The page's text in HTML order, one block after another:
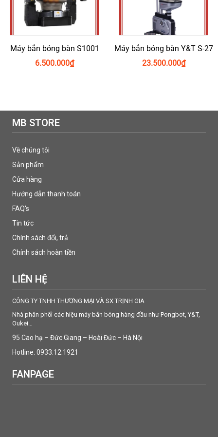
FAQs
Máy bắn bóng bàn S1001
₫
6.500.000
Máy bắn bóng bàn Y&T S-27
₫
23.500.000
MB STORE
Về chúng tôi
Sản phẩm
Cửa hàng
Hướng dẫn thanh toán
FAQ's
Tin tức
Chính sách đổi, trả
Chính sách hoàn tiền
LIÊN HỆ
CÔNG TY TNHH THƯƠNG MẠI VÀ SX TRỊNH GIA
Nhà phân phối các hiệu máy bắn bóng hàng đầu như Pongbot, Y&T,
Oukei…
95 Cao hạ – Đức Giang – Hoài Đức – Hà Nội
Hotline: 0933.12.1921
FANPAGE